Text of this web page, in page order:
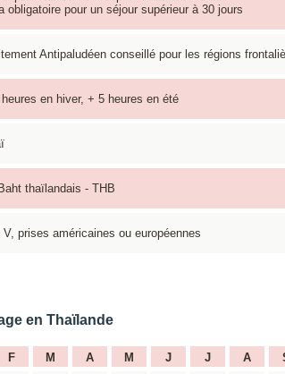
obligatoire pour un séjour supérieur à 30 jours
Antipaludéen conseillé pour les régions
en hiver, + 5 heures en été
thaïlandais - THB
V, prises américaines ou européennes
en Thaïlande
F M A M J J A